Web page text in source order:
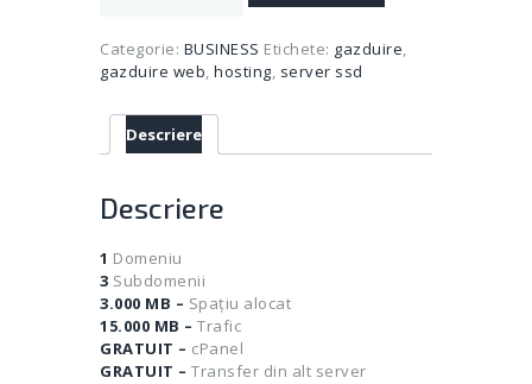
3.000
-
Categorie: BUSINESS Etichete: gazduire,
gazduire web, hosting, server ssd
Descriere
Descriere
1 Domeniu
3 Subdomenii
3.000 MB – Spațiu alocat
15.000 MB – Trafic
GRATUIT – cPanel
GRATUIT – Transfer din alt server